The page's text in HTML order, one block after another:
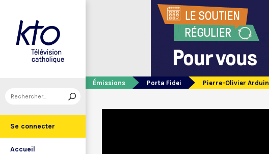
Se connecter
Accueil
Émissions Porta Fidei Pierre-Olivier Arduin